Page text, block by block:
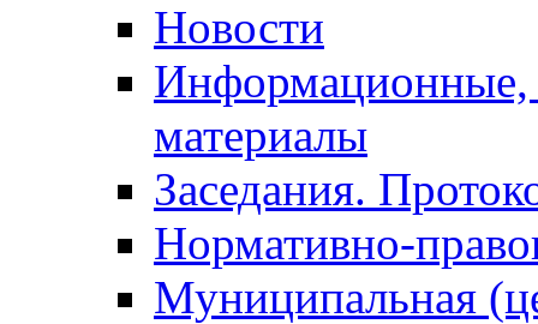
Новости
Информационные,
материалы
Заседания.
Нормативно-
Муниципальная